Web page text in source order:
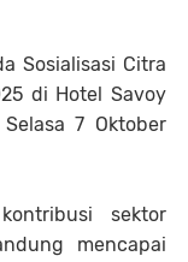
Sosialisasi Citra
di Hotel Savoy
7 Oktober
sektor
mencapai